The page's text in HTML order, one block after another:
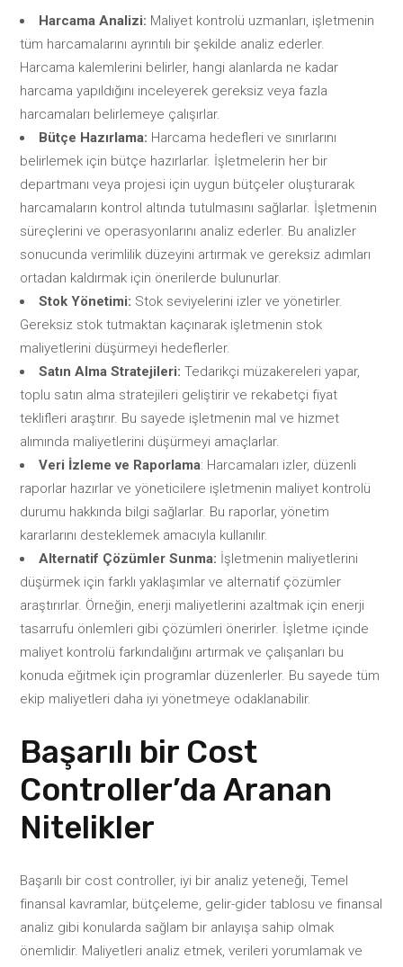
Harcama Analizi: Maliyet kontrolü uzmanları, işletmenin
tüm harcamalarını ayrıntılı bir şekilde analiz ederler.
Harcama kalemlerini belirler, hangi alanlarda ne kadar
harcama yapıldığını inceleyerek gereksiz veya fazla
harcamaları belirlemeye çalışırlar.
Bütçe Hazırlama: Harcama hedefleri ve sınırlarını
belirlemek için bütçe hazırlarlar. İşletmelerin her bir
departmanı veya projesi için uygun bütçeler oluşturarak
harcamaların kontrol altında tutulmasını sağlarlar. İşletmenin
süreçlerini ve operasyonlarını analiz ederler. Bu analizler
sonucunda verimlilik düzeyini artırmak ve gereksiz adımları
ortadan kaldırmak için önerilerde bulunurlar.
Stok Yönetimi: Stok seviyelerini izler ve yönetirler.
Gereksiz stok tutmaktan kaçınarak işletmenin stok
maliyetlerini düşürmeyi hedeflerler.
Satın Alma Stratejileri: Tedarikçi müzakereleri yapar,
toplu satın alma stratejileri geliştirir ve rekabetçi fiyat
teklifleri araştırır. Bu sayede işletmenin mal ve hizmet
alımında maliyetlerini düşürmeyi amaçlarlar.
Veri İzleme ve Raporlama: Harcamaları izler, düzenli
raporlar hazırlar ve yöneticilere işletmenin maliyet kontrolü
durumu hakkında bilgi sağlarlar. Bu raporlar, yönetim
kararlarını desteklemek amacıyla kullanılır.
Alternatif Çözümler Sunma: İşletmenin maliyetlerini
düşürmek için farklı yaklaşımlar ve alternatif çözümler
araştırırlar. Örneğin, enerji maliyetlerini azaltmak için enerji
tasarrufu önlemleri gibi çözümleri önerirler. İşletme içinde
maliyet kontrolü farkındalığını artırmak ve çalışanları bu
konuda eğitmek için programlar düzenlerler. Bu sayede tüm
ekip maliyetleri daha iyi yönetmeye odaklanabilir.
Başarılı bir Cost
Controller’da Aranan
Nitelikler
Başarılı bir cost controller, iyi bir analiz yeteneği, Temel
finansal kavramlar, bütçeleme, gelir-gider tablosu ve finansal
analiz gibi konularda sağlam bir anlayışa sahip olmak
önemlidir. Maliyetleri analiz etmek, verileri yorumlamak ve